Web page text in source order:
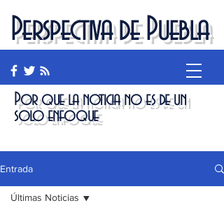
Perspectiva de Puebla
Por que la noticia no es de un
solo enfoque
Entrada
Últimas Noticias